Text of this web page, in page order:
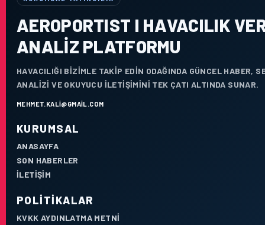
AEROPORTIST I HAVACILIK
ANALIZ PLATFORMU
HAVACILIĞI BIZIMLE TAKIP EDIN ODAĞINDA GÜNCEL HABER,
ANALIZI VE OKUYUCU ILETIŞIMINI TEK ÇATI ALTINDA SUNAR.
MEHMET.KALI@GMAIL.COM
KURUMSAL
ANASAYFA
SON HABERLER
İLETIŞIM
POLITIKALAR
KVKK AYDINLATMA METNI